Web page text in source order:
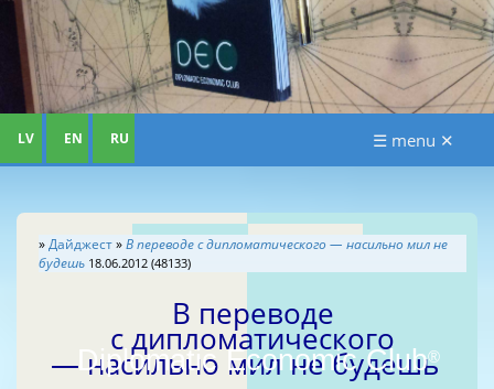
Diplomatic Economic Club®
LV EN RU ☰ menu ✕
»Дайджест»В переводе с дипломатического — насильно мил не
будешь 18.06.2012 (48133)
В переводе
с дипломатического
— насильно мил не будешь